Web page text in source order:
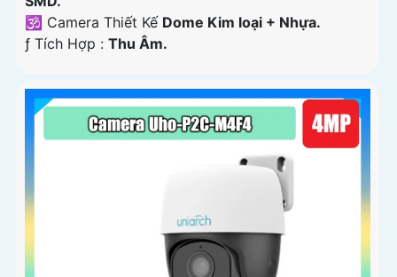
🕉️ Camera Thiết Kế Dome Kim loại + Nhựa.
️ƒ Tích Hợp : Thu Âm.